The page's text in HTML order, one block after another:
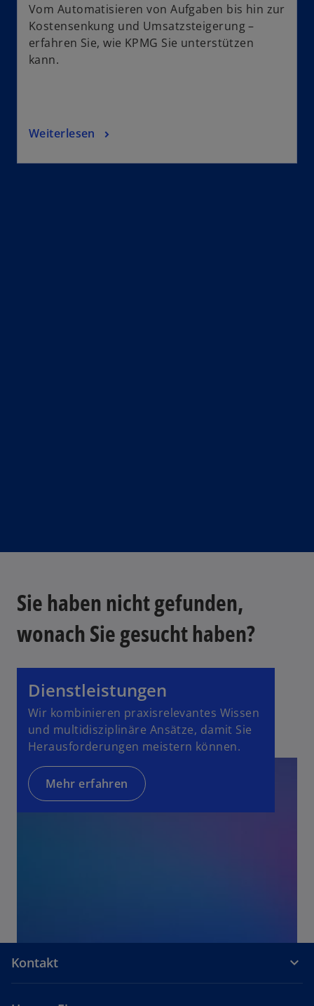
Vom Automatisieren von Aufgaben bis hin zur
Kostensenkung und Umsatzsteigerung –
erfahren Sie, wie KPMG Sie unterstützen
kann.
Weiterlesen
Sie haben nicht gefunden,
wonach Sie gesucht haben?
Dienstleistungen
Wir kombinieren praxisrelevantes Wissen
und multidisziplinäre Ansätze, damit Sie
Herausforderungen meistern können.
Mehr erfahren
Kontakt